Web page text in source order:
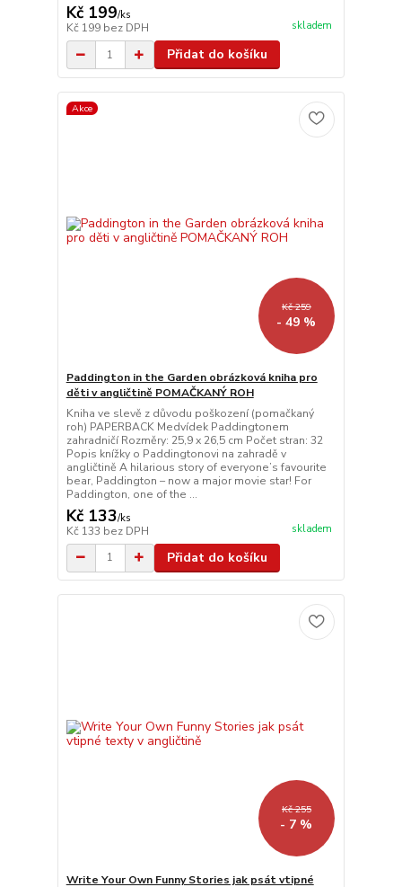
Kč 199/ks
Kč 199 bez DPH skladem
Přidat do košíku
Akce
Kč 259
- 49 %
Paddington in the Garden obrázková kniha pro
děti v angličtině POMAČKANÝ ROH
Kniha ve slevě z důvodu poškození (pomačkaný
roh) PAPERBACK Medvídek Paddingtonem
zahradničí Rozměry: 25,9 x 26,5 cm Počet stran: 32
Popis knížky o Paddingtonovi na zahradě v
angličtině A hilarious story of everyone’s favourite
bear, Paddington – now a major movie star! For
Paddington, one of the ...
Kč 133/ks
Kč 133 bez DPH skladem
Přidat do košíku
Kč 255
- 7 %
Write Your Own Funny Stories jak psát vtipné